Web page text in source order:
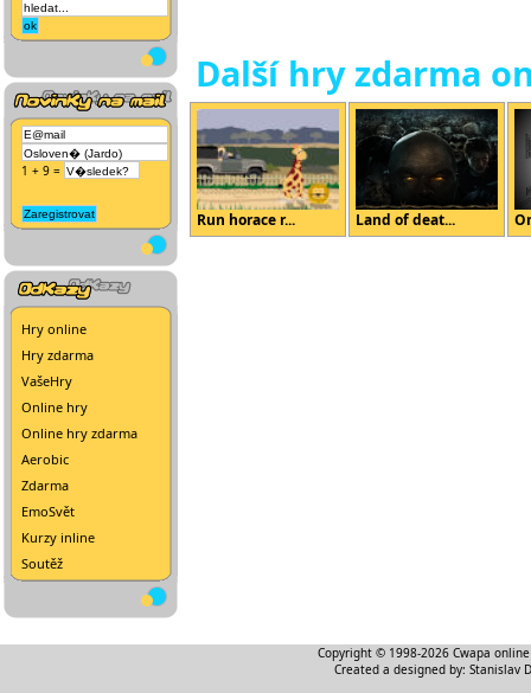
1 + 9 =
Hry online
Hry zdarma
VašeHry
Online hry
Online hry zdarma
Aerobic
Zdarma
EmoSvět
Kurzy inline
Soutěž
Další hry zdarma
Run horace r... Land of deat...
Copyright © 1998-2026 Cwapa
Created a designed by: Stanislav